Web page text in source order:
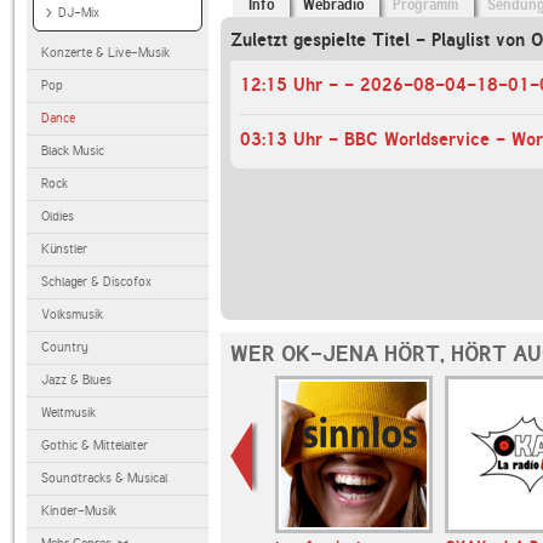
DJ-Mix
Konzerte & Live-Musik
Pop
Dance
Black Music
Rock
Oldies
Künstler
Schlager & Discofox
Volksmusik
Country
Jazz & Blues
Weltmusik
Gothic & Mittelalter
Soundtracks & Musical
Kinder-Musik
Info Webradio Programm
Zuletzt gespielte Titel - Playlist von
12:15 Uhr - - 2026-08-04-18-01-
03:13 Uhr - BBC Worldservice -
WER OK-JENA HÖRT, HÖRT